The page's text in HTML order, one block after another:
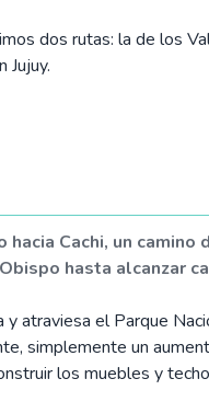
dos rutas: la de los
Jujuy.
Cachi, un camino
hasta alcanzar
atraviesa el Parque
simplemente un
los muebles y